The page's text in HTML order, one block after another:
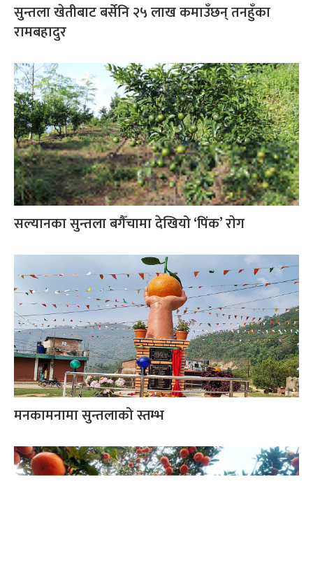
सुन्तला खेतीबाट बर्सेनि २५ लाख कमाउँछन् तनहुँका
रामबहादुर
सल्यानका सुन्तला बगैँचामा देखियो ‘पिंक’ राेग
मनकामनामा सुन्तलाको स्तम्भ